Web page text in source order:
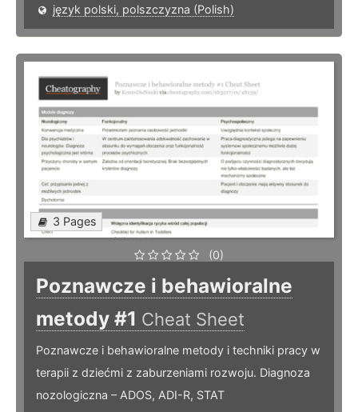
język polski, polszczyzna (Polish)
3 Pages
(0)
Poznawcze i behawioralne
metody #1 Cheat Sheet
Poznawcze i behawioralne metody i techniki pracy w
terapii z dziećmi z zaburzeniami rozwoju. Diagnoza
nozologiczna – ADOS, ADI-R, STAT